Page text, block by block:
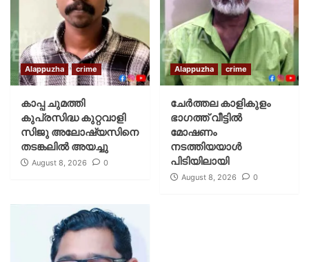
Alappuzha crime
കാപ്പ ചുമത്തി
കുപ്രസിദ്ധ കുറ്റവാളി
സിജു അലോഷ്യസിനെ
തടങ്കലിൽ അയച്ചു
August 8, 2026 0
Alappuzha crime
ചേർത്തല കാളികുളം
ഭാഗത്ത് വീട്ടിൽ
മോഷണം
നടത്തിയയാൾ
പിടിയിലായി
August 8, 2026 0